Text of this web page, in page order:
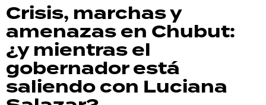
Crisis, marchas y
amenazas en Chubut:
¿y mientras el
gobernador está
saliendo con Luciana
ACTUALIDAD
POLICIALES
ECONOMÍA